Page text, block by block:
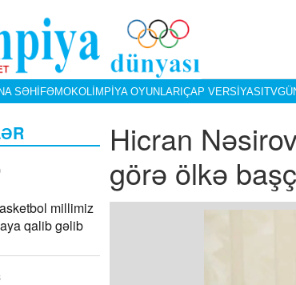
SƏHIFƏMOKOLIMPIYA OYUNLARIÇAP VERSIYASITV
millimiz
qalib gəlib
Hicran
görə ölkə